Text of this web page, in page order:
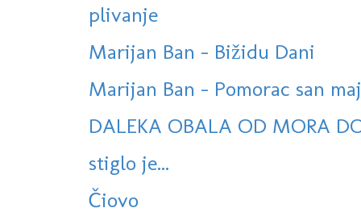
plivanje
Marijan Ban - Bižidu Dani
Marijan Ban - Pomorac san
DALEKA OBALA OD MORA
stiglo je...
Čiovo